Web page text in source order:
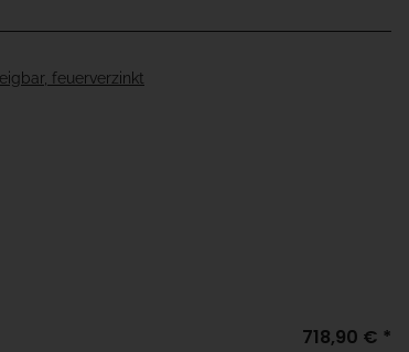
feuerverzinkt
718,90 € *